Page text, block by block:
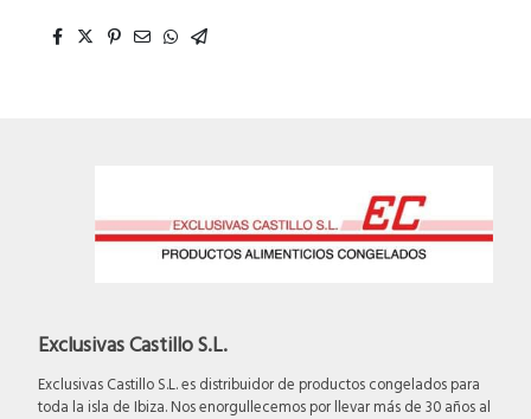
Exclusivas Castillo S.L.
Exclusivas Castillo S.L. es distribuidor de productos congelados para
toda la isla de Ibiza. Nos enorgullecemos por llevar más de 30 años al